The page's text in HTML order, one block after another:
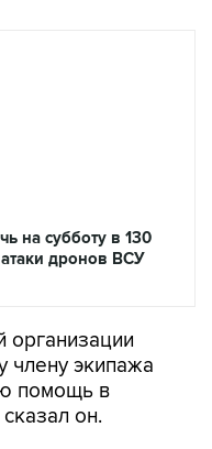
на субботу в 130
дронов ВСУ
члену экипажа
помощь в
он.